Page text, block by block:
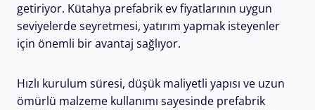
getiriyor. Kütahya prefabrik ev fiyatlarının uygun
seviyelerde seyretmesi, yatırım yapmak isteyenler
için önemli bir avantaj sağlıyor.
Hızlı kurulum süresi, düşük maliyetli yapısı ve uzun
ömürlü malzeme kullanımı sayesinde prefabrik